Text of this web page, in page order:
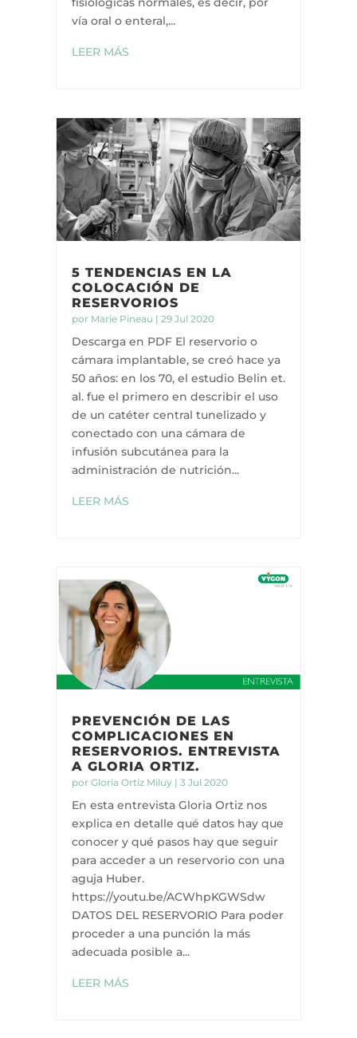
vía oral o enteral,...
LEER MÁS
5 TENDENCIAS EN LA
COLOCACIÓN DE
RESERVORIOS
por Marie Pineau | 29 Jul 2020
Descarga en PDF El reservorio o
cámara implantable, se creó hace ya
50 años: en los 70, el estudio Belin et.
al. fue el primero en describir el uso
de un catéter central tunelizado y
conectado con una cámara de
infusión subcutánea para la
administración de nutrición...
LEER MÁS
PREVENCIÓN DE LAS
COMPLICACIONES EN
RESERVORIOS. ENTREVISTA
A GLORIA ORTIZ.
por Gloria Ortiz Miluy| 3 Jul 2020
En esta entrevista Gloria Ortiz nos
explica en detalle qué datos hay que
conocer y qué pasos hay que seguir
para acceder a un reservorio con una
aguja Huber.
https://youtu.be/ACWhpKGWSdw
DATOS DEL RESERVORIO Para poder
proceder a una punción la más
adecuada posible a...
LEER MÁS